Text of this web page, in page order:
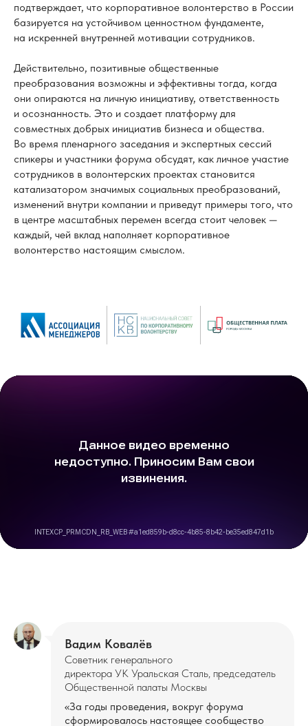
подтверждает, что корпоративное волонтерство в России
базируется на устойчивом ценностном фундаменте,
на искренней внутренней мотивации сотрудников.
Действительно, позитивные общественные
преобразования возможны и эффективны тогда, когда
они опираются на личную инициативу, ответственность
и осознанность. Это и создает платформу для
совместных добрых инициатив бизнеса и общества.
Во время пленарного заседания и экспертных сессий
спикеры и участники форума обсудят, как личное участие
сотрудников в волонтерских проектах становится
катализатором значимых социальных преобразований,
изменений внутри компании и приведут примеры того, что
в центре масштабных перемен всегда стоит человек —
каждый, чей вклад наполняет корпоративное
волонтерство настоящим смыслом.
Вадим Ковалёв
Советник генерального
директора УК Уральская Сталь, председатель
Общественной палаты Москвы
«За годы проведения, вокруг форума
сформировалось настоящее сообщество